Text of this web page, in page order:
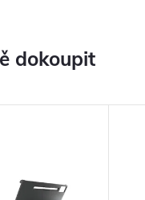
dokoupit